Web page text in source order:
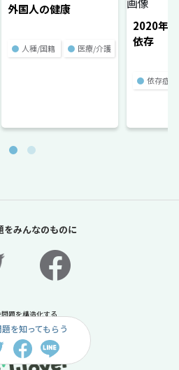
外国人の健康
● 人種/国籍 ● 医療/介護
2020年
依存
● 依存症
題を知ってもらう
をみんなのものに
題を構造化する